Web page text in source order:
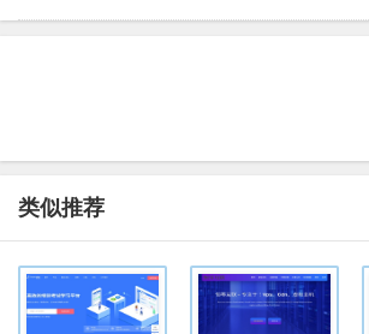
类似推荐